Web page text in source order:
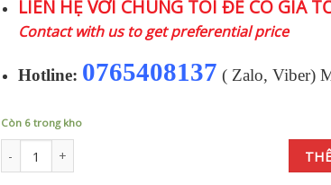
6.900.000 ₫.
LIÊN HỆ VỚI CHÚNG TÔI ĐỂ CÓ GIÁ
Contact with us to get preferential price
Hotline: 0765408137 ( Zalo, Viber)
Còn 6 trong kho